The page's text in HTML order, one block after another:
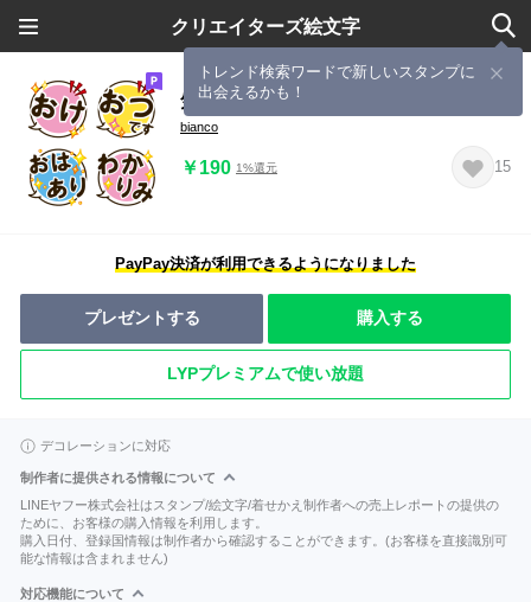
クリエイターズ絵文字
トレンド検索ワードで新しいスタンプに
出会えるかも！
気軽に吹き出し 絵文字4
bianco
￥190 1%還元 15
PayPay決済が利用できるようになりました
プレゼントする 購入する
LYPプレミアムで使い放題
デコレーションに対応
制作者に提供される情報について
LINEヤフー株式会社はスタンプ/絵文字/着せかえ制作者への売上レポートの提供の
ために、お客様の購入情報を利用します。
購入日付、登録国情報は制作者から確認することができます。(お客様を直接識別可
能な情報は含まれません)
対応機能について